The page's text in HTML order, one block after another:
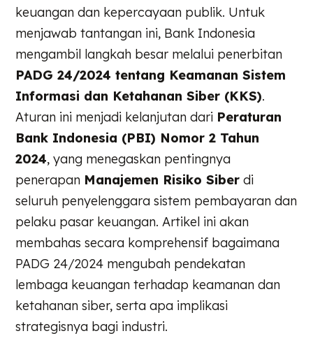
keuangan dan kepercayaan publik. Untuk
menjawab tantangan ini, Bank Indonesia
mengambil langkah besar melalui penerbitan
PADG 24/2024 tentang Keamanan Sistem
Informasi dan Ketahanan Siber (KKS).
Aturan ini menjadi kelanjutan dari Peraturan
Bank Indonesia (PBI) Nomor 2 Tahun
2024, yang menegaskan pentingnya
penerapan Manajemen Risiko Siber di
seluruh penyelenggara sistem pembayaran dan
pelaku pasar keuangan. Artikel ini akan
membahas secara komprehensif bagaimana
PADG 24/2024 mengubah pendekatan
lembaga keuangan terhadap keamanan dan
ketahanan siber, serta apa implikasi
strategisnya bagi industri.